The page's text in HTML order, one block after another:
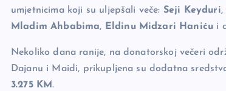
umjetnicima koji su uljepšali veče: Seji Keyduri,
Mladim Ahbabima, Eldinu Midzari Haniću i
Nekoliko dana ranije, na donatorskoj večeri
Dajanu i Maidi, prikupljena su dodatna
3.275 KM.